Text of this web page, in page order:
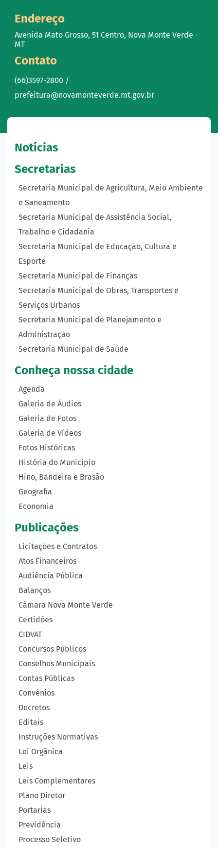
Endereço
Avenida Mato Grosso, 51 Centro, Nova Monte Verde -
MT
Contato
(66)3597-2800 /
prefeitura@novamonteverde.mt.gov.br
Notícias
Secretarias
Secretaria Municipal de Agricultura, Meio Ambiente
e Saneamento
Secretaria Municipal de Assistência Social,
Trabalho e Cidadania
Secretaria Municipal de Educação, Cultura e
Esporte
Secretaria Municipal de Finanças
Secretaria Municipal de Obras, Transportes e
Serviços Urbanos
Secretaria Municipal de Planejamento e
Administração
Secretaria Municipal de Saúde
Conheça nossa cidade
Agenda
Galeria de Áudios
Galeria de Fotos
Galeria de Vídeos
Fotos Históricas
História do Município
Hino, Bandeira e Brasão
Geografia
Economia
Publicações
Licitações e Contratos
Atos Financeiros
Audiência Pública
Balanços
Câmara Nova Monte Verde
Certidões
CIDVAT
Concursos Públicos
Conselhos Municipais
Contas Públicas
Convênios
Decretos
Editais
Instruções Normativas
Lei Orgânica
Leis
Leis Complementares
Plano Diretor
Portarias
Previdência
Processo Seletivo